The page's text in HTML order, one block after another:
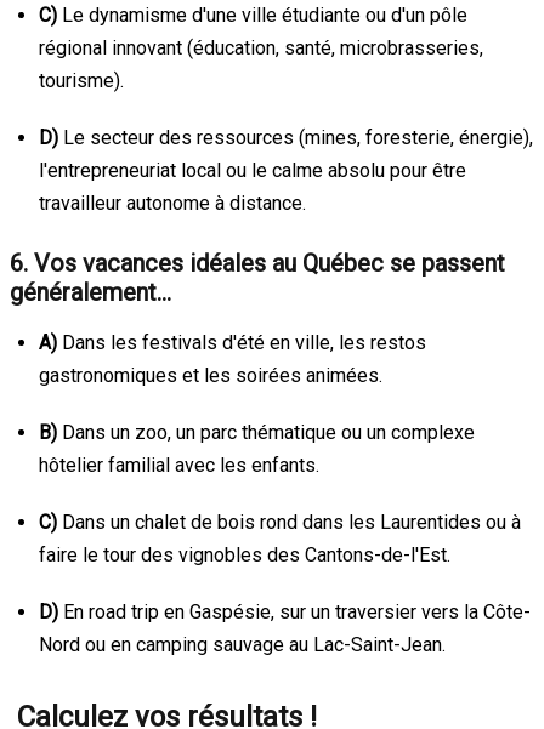
C) Le dynamisme d'une ville étudiante ou d'un pôle
régional innovant (éducation, santé, microbrasseries,
tourisme).
D) Le secteur des ressources (mines, foresterie, énergie),
l'entrepreneuriat local ou le calme absolu pour être
travailleur autonome à distance.
6. Vos vacances idéales au Québec se passent
généralement…
A) Dans les festivals d'été en ville, les restos
gastronomiques et les soirées animées.
B) Dans un zoo, un parc thématique ou un complexe
hôtelier familial avec les enfants.
C) Dans un chalet de bois rond dans les Laurentides ou à
faire le tour des vignobles des Cantons-de-l'Est.
D) En road trip en Gaspésie, sur un traversier vers la Côte-
Nord ou en camping sauvage au Lac-Saint-Jean.
Calculez vos résultats !